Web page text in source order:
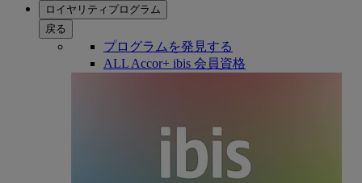
ロイヤリティプログラム
戻る
プログラムを発見する
ALL Accor+ ibis 会員資格